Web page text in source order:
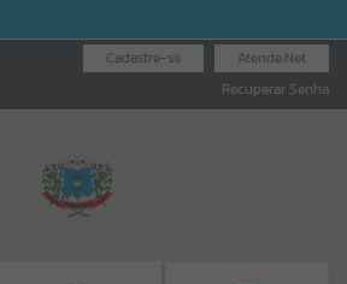
Atende.Net
Cadastre-se
Recuperar Senha